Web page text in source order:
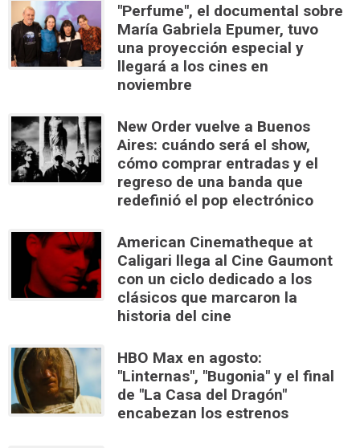
"Perfume", el documental sobre
María Gabriela Epumer, tuvo
una proyección especial y
llegará a los cines en
noviembre
New Order vuelve a Buenos
Aires: cuándo será el show,
cómo comprar entradas y el
regreso de una banda que
redefinió el pop electrónico
American Cinematheque at
Caligari llega al Cine Gaumont
con un ciclo dedicado a los
clásicos que marcaron la
historia del cine
HBO Max en agosto:
"Linternas", "Bugonia" y el final
de "La Casa del Dragón"
encabezan los estrenos